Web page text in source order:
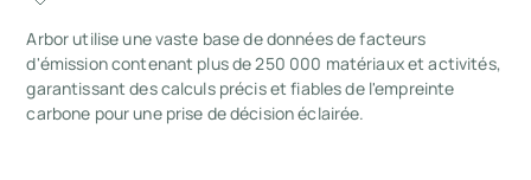
Arbor utilise une vaste base de données de facteurs
d'émission contenant plus de 250 000 matériaux et activités,
garantissant des calculs précis et fiables de l'empreinte
carbone pour une prise de décision éclairée.